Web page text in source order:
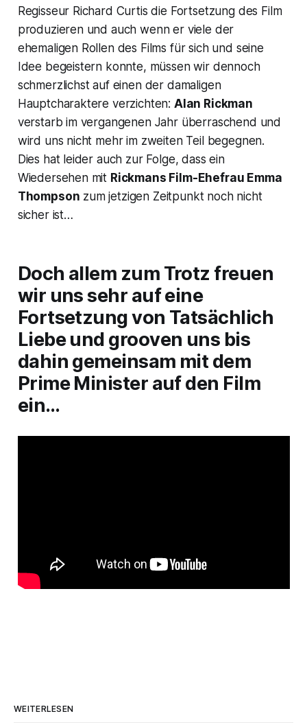
Regisseur Richard Curtis die Fortsetzung des Film
produzieren und auch wenn er viele der
ehemaligen Rollen des Films für sich und seine
Idee begeistern konnte, müssen wir dennoch
schmerzlichst auf einen der damaligen
Hauptcharaktere verzichten: Alan Rickman
verstarb im vergangenen Jahr überraschend und
wird uns nicht mehr im zweiten Teil begegnen.
Dies hat leider auch zur Folge, dass ein
Wiedersehen mit Rickmans Film-Ehefrau Emma
Thompson zum jetzigen Zeitpunkt noch nicht
sicher ist…
Doch allem zum Trotz freuen
wir uns sehr auf eine
Fortsetzung von Tatsächlich
Liebe und grooven uns bis
dahin gemeinsam mit dem
Prime Minister auf den Film
ein…
WEITERLESEN